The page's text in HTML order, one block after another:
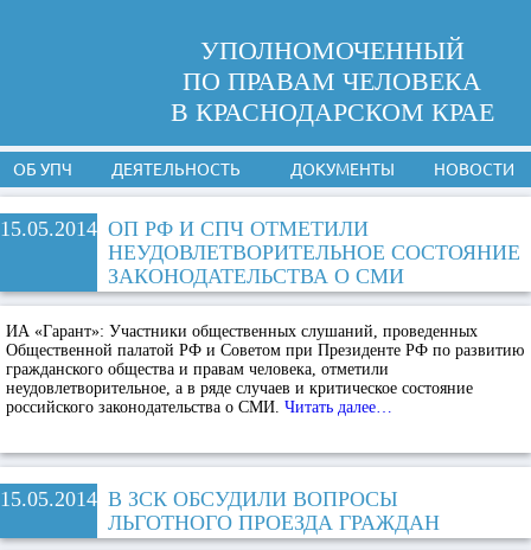
УПОЛНОМОЧЕННЫЙ
ПО ПРАВАМ ЧЕЛОВЕКА
В КРАСНОДАРСКОМ КРАЕ
ОБ УПЧ ДЕЯТЕЛЬНОСТЬ ДОКУМЕНТЫ НОВОСТИ
15.05.2014 ОП РФ И СПЧ ОТМЕТИЛИ
НЕУДОВЛЕТВОРИТЕЛЬНОЕ СОСТОЯНИЕ
ЗАКОНОДАТЕЛЬСТВА О СМИ
ИА «Гарант»: Участники общественных слушаний, проведенных
Общественной палатой РФ и Советом при Президенте РФ по развитию
гражданского общества и правам человека, отметили
неудовлетворительное, а в ряде случаев и критическое состояние
российского законодательства о СМИ. Читать далее…
15.05.2014 В ЗСК ОБСУДИЛИ ВОПРОСЫ
ЛЬГОТНОГО ПРОЕЗДА ГРАЖДАН